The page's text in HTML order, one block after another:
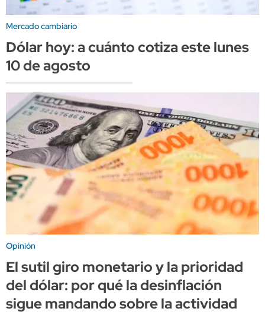
Mercado cambiario
Dólar hoy: a cuánto cotiza este lunes
10 de agosto
Opinión
El sutil giro monetario y la prioridad
del dólar: por qué la desinflación
sigue mandando sobre la actividad